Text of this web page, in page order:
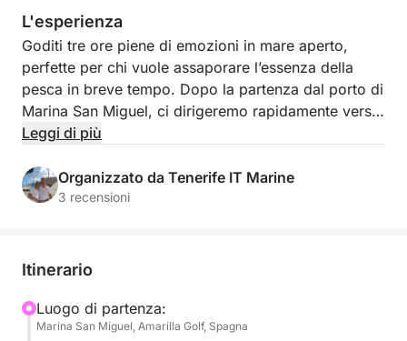
L'esperienza
Goditi tre ore piene di emozioni in mare aperto,
perfette per chi vuole assaporare l’essenza della
pesca in breve tempo. Dopo la partenza dal porto di
Marina San Miguel, ci dirigeremo rapidamente verso
i migliori spot di pesca locali, dove potrai cimentarti
tutto accompagnato da bevande fresche a bordo e
un team esperto al tuo fianco.
amici o chi vuole vivere il mare in modo esclusivo e
nostra barca è dotata di attrezzature professionali e
spazi comodi per garantire il massimo del comfort.
Leggi di più
Organizzato da Tenerife IT Marine
3 recensioni
Itinerario
Luogo di partenza:
Marina San Miguel, Amarilla Golf, Spagna